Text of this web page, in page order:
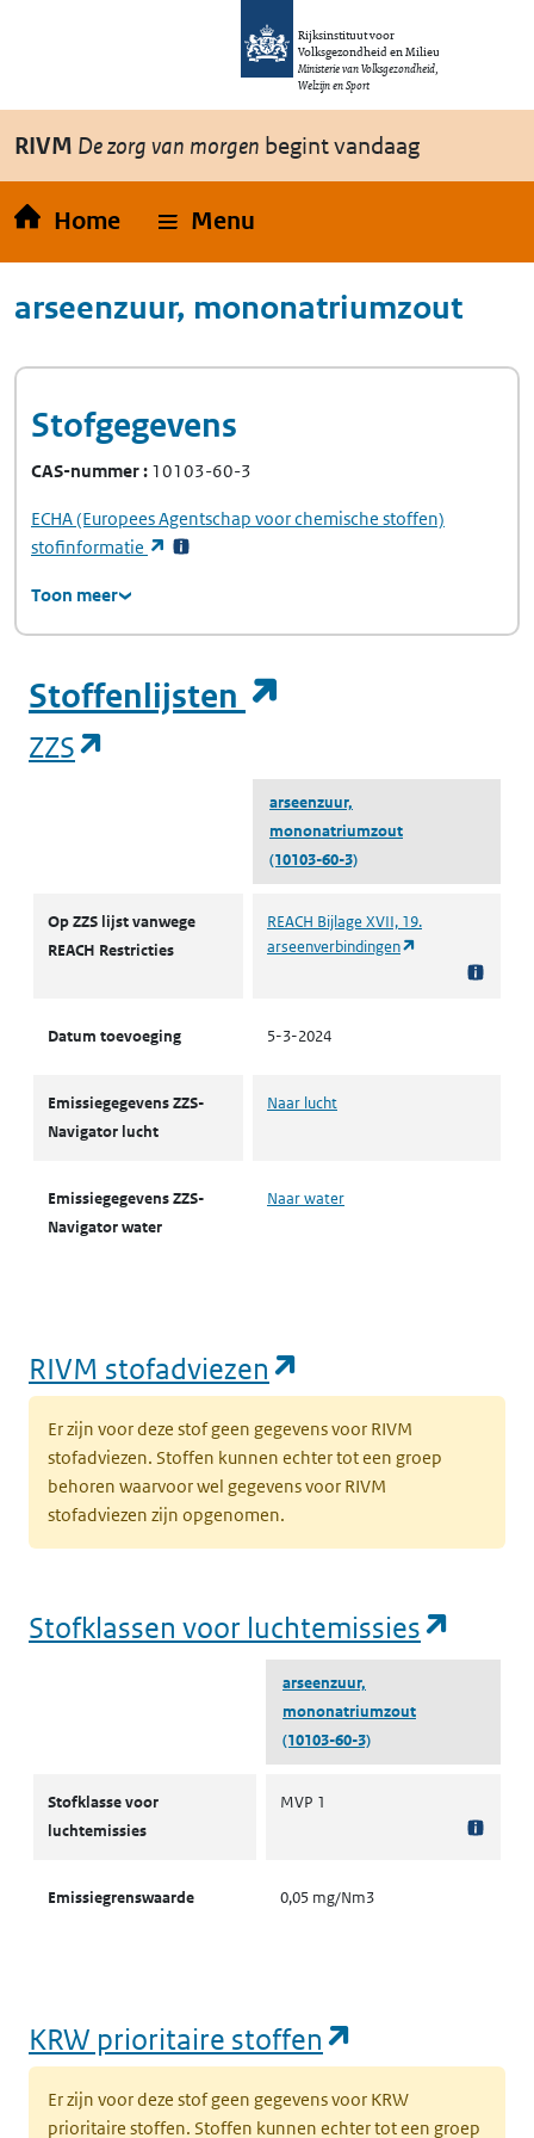
Overslaan en naar de inhoud gaan
Rijksinstituut voor
Volksgezondheid en Milieu
Ministerie van Volksgezondheid,
Welzijn en Sport
RIVM De zorg van morgen begint vandaag
Home Menu
arseenzuur, mononatriumzout
Stofgegevens
CAS-nummer 10103-60-3
ECHA(Europees Agentschap voor chemische stoffen)
stofinformatie
(opent in een nieuw tabblad)
Toon meer
Stoffenlijsten
ZZS
arseenzuur,
mononatriumzout
(10103-60-3)
Op ZZS lijst vanwege
REACH Restricties
REACH Bijlage XVII, 19.
arseenverbindingen
Datum toevoeging 5-3-2024
Emissiegegevens ZZS-
Navigator lucht
Naar lucht
Emissiegegevens ZZS-
Navigator water
Naar water
RIVM stofadviezen
Er zijn voor deze stof geen gegevens voor RIVM
stofadviezen. Stoffen kunnen echter tot een groep
behoren waarvoor wel gegevens voor RIVM
stofadviezen zijn opgenomen.
Stofklassen voor luchtemissies
arseenzuur,
mononatriumzout
(10103-60-3)
Stofklasse voor
luchtemissies
MVP 1
Emissiegrenswaarde 0,05 mg/Nm3
KRW prioritaire stoffen
Er zijn voor deze stof geen gegevens voor KRW
prioritaire stoffen. Stoffen kunnen echter tot een groep